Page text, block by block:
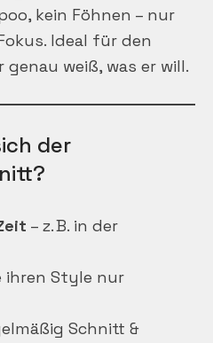
kein Föhnen – nur
Ideal für den
weiß, was er will.
der
– z. B. in der
ihren Style nur
Schnitt &